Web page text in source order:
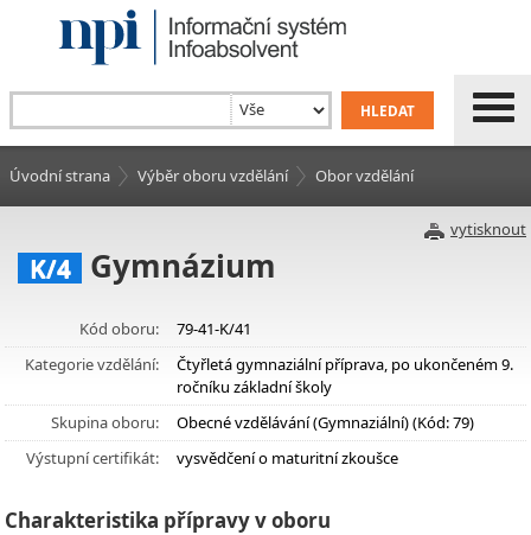
Úvodní strana Výběr oboru vzdělání Obor vzdělání
vytisknout
K/4 Gymnázium
Kód oboru:
79-41-K/41
Kategorie vzdělání:
Čtyřletá gymnaziální příprava, po ukončeném 9.
ročníku základní školy
Skupina oboru:
Obecné vzdělávání (Gymnaziální) (Kód: 79)
Výstupní certifikát:
vysvědčení o maturitní zkoušce
Charakteristika přípravy v oboru